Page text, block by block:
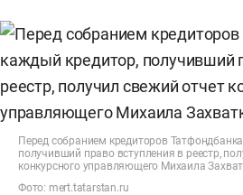
Перед собранием кредиторов
получивший право вступления в реестр,
конкурсного управляющего Михаила
Фото: mert.tatarstan.ru